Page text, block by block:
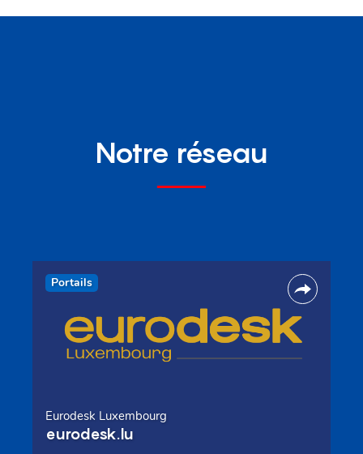
Notre réseau
Portails
Eurodesk Luxembourg
eurodesk.lu